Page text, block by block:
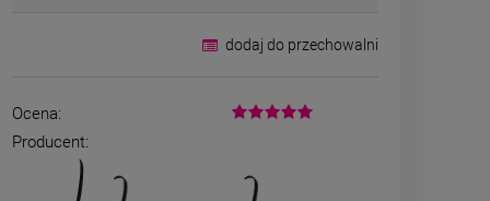
dodaj do przechowalni
Ocena:
Producent: